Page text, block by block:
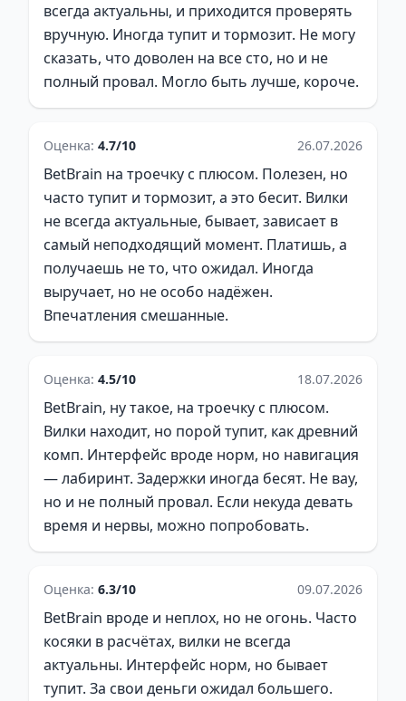
всегда актуальны, и приходится проверять
вручную. Иногда тупит и тормозит. Не могу
сказать, что доволен на все сто, но и не
полный провал. Могло быть лучше, короче.
Оценка: 4.7/10 26.07.2026
BetBrain на троечку с плюсом. Полезен, но
часто тупит и тормозит, а это бесит. Вилки
не всегда актуальные, бывает, зависает в
самый неподходящий момент. Платишь, а
получаешь не то, что ожидал. Иногда
выручает, но не особо надёжен.
Впечатления смешанные.
Оценка: 4.5/10 18.07.2026
BetBrain, ну такое, на троечку с плюсом.
Вилки находит, но порой тупит, как древний
комп. Интерфейс вроде норм, но навигация
— лабиринт. Задержки иногда бесят. Не вау,
но и не полный провал. Если некуда девать
время и нервы, можно попробовать.
Оценка: 6.3/10 09.07.2026
BetBrain вроде и неплох, но не огонь. Часто
косяки в расчётах, вилки не всегда
актуальны. Интерфейс норм, но бывает
тупит. За свои деньги ожидал большего.